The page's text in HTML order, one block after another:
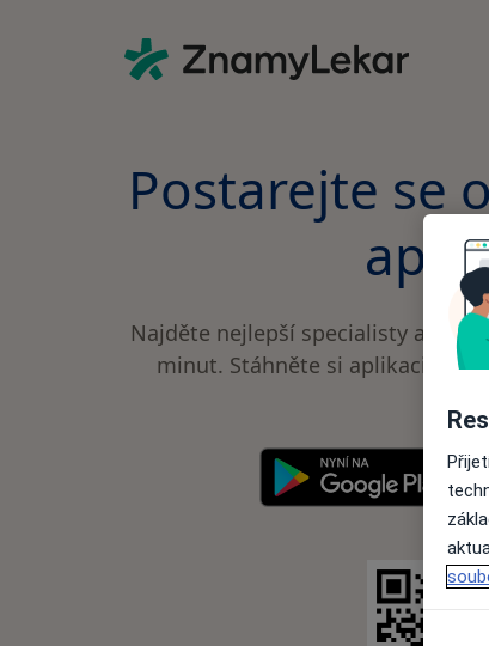
Postarejte se
Najděte nejlepší specialisty a
minut. Stáhněte si aplikaci